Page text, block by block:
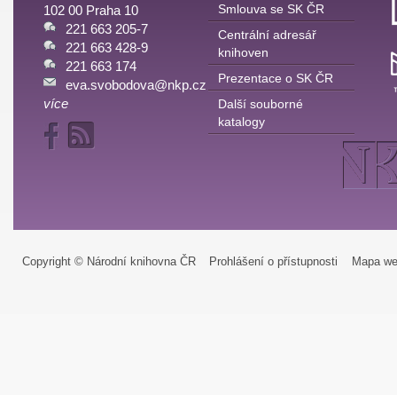
102 00 Praha 10
221 663 205-7
221 663 428-9
221 663 174
eva.svobodova@nkp.cz
více
Smlouva se SK ČR
Centrální adresář
knihoven
Prezentace o SK ČR
Další souborné
katalogy
Copyright © Národní knihovna ČR Prohlášení o přístupnosti Mapa